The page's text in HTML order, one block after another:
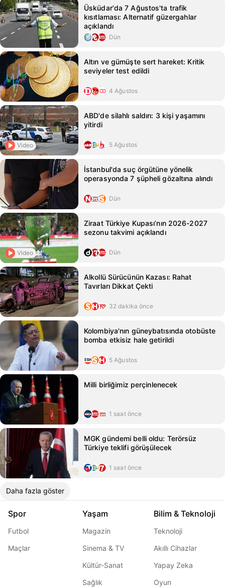
Üsküdar'da 7 Ağustos'ta trafik
kısıtlaması: Alternatif güzergahlar
açıklandı
Dün
Altın ve gümüşte sert hareket: Kritik
seviyeler test edildi
4 Ağustos
Video
ABD'de silahlı saldırı: 3 kişi yaşamını
yitirdi
5 Ağustos
İstanbul'da suç örgütüne yönelik
operasyonda 7 şüpheli gözaltına alındı
Dün
Video
Ziraat Türkiye Kupası’nın 2026-2027
sezonu takvimi açıklandı
Dün
Alkollü Sürücünün Kazası: Rahat
Tavırları Dikkat Çekti
32 dakika önce
Kolombiya'nın güneybatısında otobüste
bomba etkisiz hale getirildi
5 Ağustos
Milli birliğimiz perçinlenecek
1 saat önce
MGK gündemi belli oldu: Terörsüz
Türkiye teklifi görüşülecek
1 saat önce
Daha fazla göster
Spor
Futbol
Maçlar
Yaşam
Magazin
Sinema & TV
Kültür-Sanat
Sağlık
Bilim & Teknoloji
Teknoloji
Akıllı Cihazlar
Yapay Zeka
Oyun